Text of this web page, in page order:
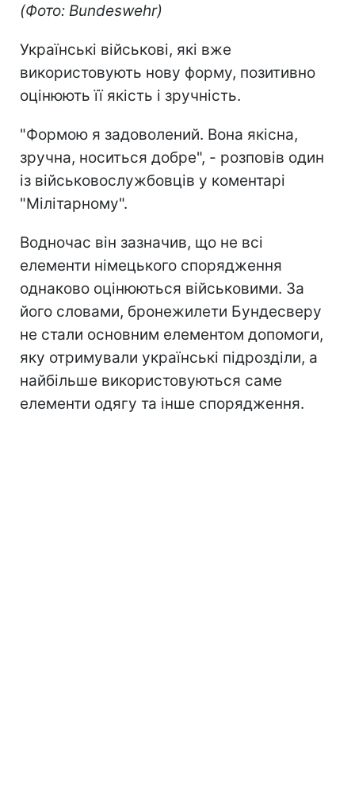
(Фото: Bundeswehr)
Українські військові, які вже
використовують нову форму, позитивно
оцінюють її якість і зручність.
"Формою я задоволений. Вона якісна,
зручна, носиться добре", - розповів один
із військовослужбовців у коментарі
"Мілітарному".
Водночас він зазначив, що не всі
елементи німецького спорядження
однаково оцінюються військовими. За
його словами, бронежилети Бундесверу
не стали основним елементом допомоги,
яку отримували українські підрозділи, а
найбільше використовуються саме
елементи одягу та інше спорядження.